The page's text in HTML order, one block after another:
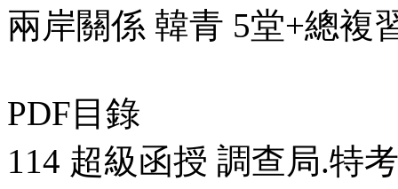
兩岸關係 韓青 5堂+總複
PDF目錄
114 超級函授 調查局.特